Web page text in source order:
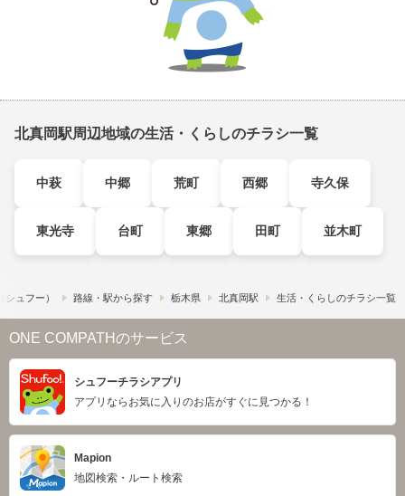
北真岡駅周辺地域の生活・くらしのチラシ一覧
中萩 中郷 荒町 西郷 寺久保
東光寺 台町 東郷 田町 並木町
ュフー） 路線・駅から探す 栃木県 北真岡駅 生活・くらしのチラシ一覧
ONE COMPATHのサービス
シュフーチラシアプリ
アプリならお気に入りのお店がすぐに見つかる！
Mapion
地図検索・ルート検索